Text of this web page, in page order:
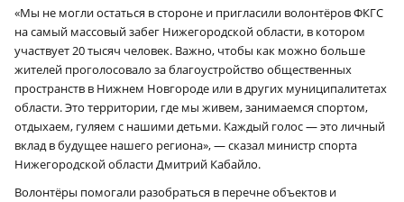
«Мы не могли остаться в стороне и пригласили волонтёров ФКГС
на самый массовый забег Нижегородской области, в котором
участвует 20 тысяч человек. Важно, чтобы как можно больше
жителей проголосовало за благоустройство общественных
пространств в Нижнем Новгороде или в других муниципалитетах
области. Это территории, где мы живем, занимаемся спортом,
отдыхаем, гуляем с нашими детьми. Каждый голос — это личный
вклад в будущее нашего региона», — сказал министр спорта
Нижегородской области Дмитрий Кабайло.
Волонтёры помогали разобраться в перечне объектов и